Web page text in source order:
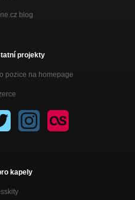
blog
projekty
pozice na homepage
kapely